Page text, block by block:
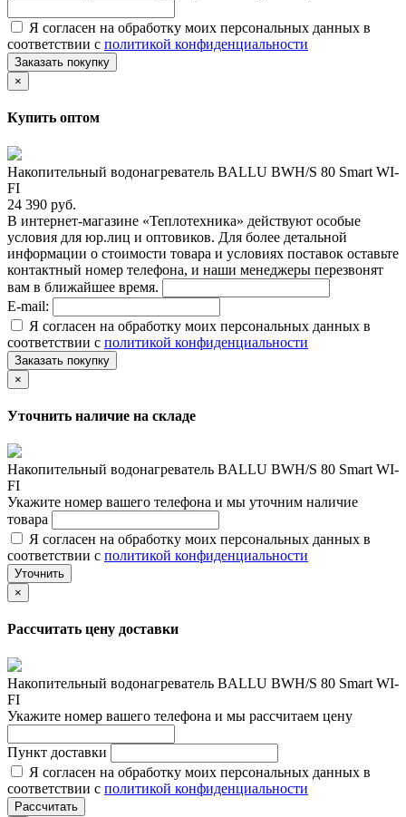
Я согласен на обработку моих персональных данных в
соответствии с политикой конфиденциальности
Заказать покупку
×
Купить оптом
Накопительный водонагреватель BALLU BWH/S 80 Smart WI-
FI
24 390 руб.
В интернет-магазине «Теплотехника» действуют особые
условия для юр.лиц и оптовиков. Для более детальной
информации о стоимости товара и условиях поставок оставьте
контактный номер телефона, и наши менеджеры перезвонят
вам в ближайшее время.
E-mail:
Я согласен на обработку моих персональных данных в
соответствии с политикой конфиденциальности
Заказать покупку
×
Уточнить наличие на складе
Накопительный водонагреватель BALLU BWH/S 80 Smart WI-
FI
Укажите номер вашего телефона и мы уточним наличие
товара
Я согласен на обработку моих персональных данных в
соответствии с политикой конфиденциальности
Уточнить
×
Рассчитать цену доставки
Накопительный водонагреватель BALLU BWH/S 80 Smart WI-
FI
Укажите номер вашего телефона и мы рассчитаем цену
Пункт доставки
Я согласен на обработку моих персональных данных в
соответствии с политикой конфиденциальности
Рассчитать